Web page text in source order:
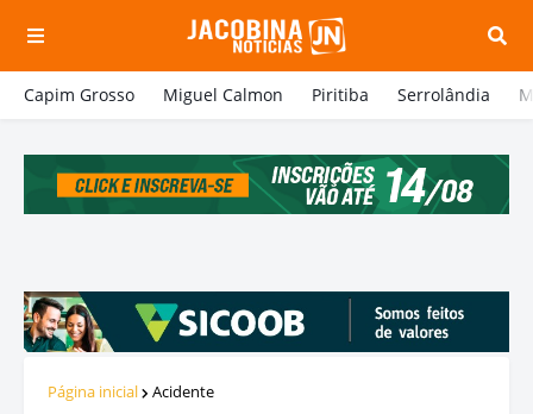
Capim Grosso Miguel Calmon Piritiba Serrolândia
Página inicial Acidente